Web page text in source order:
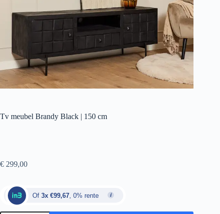
Tv meubel Brandy Black | 150 cm
€ 299,00
Of 3x €99,67 , 0% rente